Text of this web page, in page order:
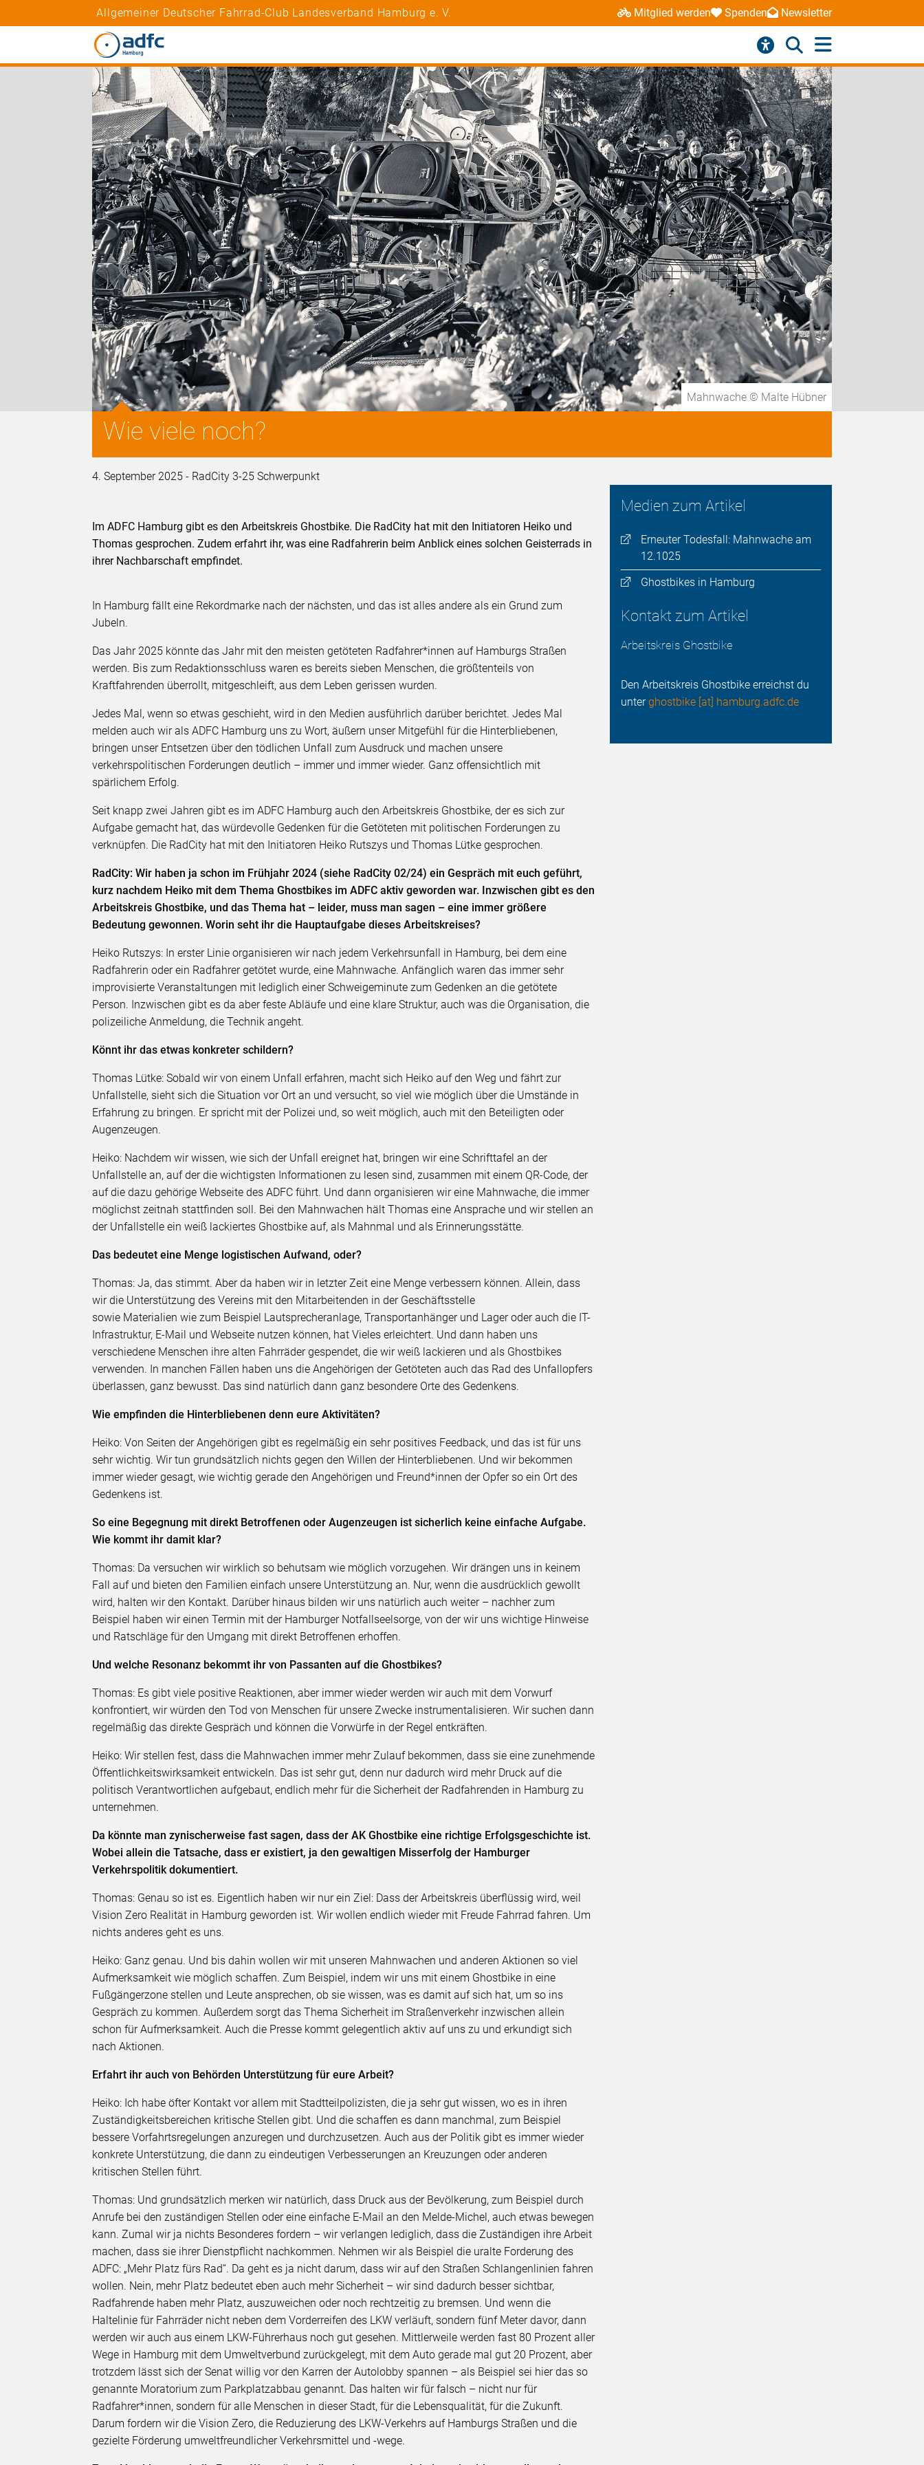
Allgemeiner Deutscher Fahrrad-Club Landesverband Hamburg e. V. Mitglied werden Spenden Newsletter
Mahnwache © Malte Hübner
Wie viele noch?
4. September 2025 - RadCity 3-25 Schwerpunkt
Medien zum Artikel
Erneuter Todesfall: Mahnwache am
12.1025
Ghostbikes in Hamburg
Kontakt zum Artikel
Arbeitskreis Ghostbike
Den Arbeitskreis Ghostbike erreichst du
unterghostbike [at] hamburg.adfc.de
Im ADFC Hamburg gibt es den Arbeitskreis Ghostbike. Die RadCity hat mit den Initiatoren Heiko und
Thomas gesprochen. Zudem erfahrt ihr, was eine Radfahrerin beim Anblick eines solchen Geisterrads in
ihrer Nachbarschaft empfindet.
In Hamburg fällt eine Rekordmarke nach der nächsten, und das ist alles andere als ein Grund zum
Jubeln.
Das Jahr 2025 könnte das Jahr mit den meisten getöteten Radfahrer*innen auf Hamburgs Straßen
werden. Bis zum Redaktionsschluss waren es bereits sieben Menschen, die größtenteils von
Kraftfahrenden überrollt, mitgeschleift, aus dem Leben gerissen wurden.
Jedes Mal, wenn so etwas geschieht, wird in den Medien ausführlich darüber berichtet. Jedes Mal
melden auch wir als ADFC Hamburg uns zu Wort, äußern unser Mitgefühl für die Hinterbliebenen,
bringen unser Entsetzen über den tödlichen Unfall zum Ausdruck und machen unsere
verkehrspolitischen Forderungen deutlich – immer und immer wieder. Ganz offensichtlich mit
spärlichem Erfolg.
Seit knapp zwei Jahren gibt es im ADFC Hamburg auch den Arbeitskreis Ghostbike, der es sich zur
Aufgabe gemacht hat, das würdevolle Gedenken für die Getöteten mit politischen Forderungen zu
verknüpfen. Die RadCity hat mit den Initiatoren Heiko Rutszys und Thomas Lütke gesprochen.
RadCity: Wir haben ja schon im Frühjahr 2024 (siehe RadCity 02/24) ein Gespräch mit euch geführt,
kurz nachdem Heiko mit dem Thema Ghostbikes im ADFC aktiv geworden war. Inzwischen gibt es den
Arbeitskreis Ghostbike, und das Thema hat – leider, muss man sagen – eine immer größere
Bedeutung gewonnen. Worin seht ihr die Hauptaufgabe dieses Arbeitskreises?
Heiko Rutszys: In erster Linie organisieren wir nach jedem Verkehrsunfall in Hamburg, bei dem eine
Radfahrerin oder ein Radfahrer getötet wurde, eine Mahnwache. Anfänglich waren das immer sehr
improvisierte Veranstaltungen mit lediglich einer Schweigeminute zum Gedenken an die getötete
Person. Inzwischen gibt es da aber feste Abläufe und eine klare Struktur, auch was die Organisation, die
polizeiliche Anmeldung, die Technik angeht.
Könnt ihr das etwas konkreter schildern?
Thomas Lütke: Sobald wir von einem Unfall erfahren, macht sich Heiko auf den Weg und fährt zur
Unfallstelle, sieht sich die Situation vor Ort an und versucht, so viel wie möglich über die Umstände in
Erfahrung zu bringen. Er spricht mit der Polizei und, so weit möglich, auch mit den Beteiligten oder
Augenzeugen.
Heiko: Nachdem wir wissen, wie sich der Unfall ereignet hat, bringen wir eine Schrifttafel an der
Unfallstelle an, auf der die wichtigsten Informationen zu lesen sind, zusammen mit einem QR-Code, der
auf die dazu gehörige Webseite des ADFC führt. Und dann organisieren wir eine Mahnwache, die immer
möglichst zeitnah stattfinden soll. Bei den Mahnwachen hält Thomas eine Ansprache und wir stellen an
der Unfallstelle ein weiß lackiertes Ghostbike auf, als Mahnmal und als Erinnerungsstätte.
Das bedeutet eine Menge logistischen Aufwand, oder?
Thomas: Ja, das stimmt. Aber da haben wir in letzter Zeit eine Menge verbessern können. Allein, dass
wir die Unterstützung des Vereins mit den Mitarbeitenden in der Geschäftsstelle
sowie Materialien wie zum Beispiel Lautsprecheranlage, Transportanhänger und Lager oder auch die IT-
Infrastruktur, E-Mail und Webseite nutzen können, hat Vieles erleichtert. Und dann haben uns
verschiedene Menschen ihre alten Fahrräder gespendet, die wir weiß lackieren und als Ghostbikes
verwenden. In manchen Fällen haben uns die Angehörigen der Getöteten auch das Rad des Unfallopfers
überlassen, ganz bewusst. Das sind natürlich dann ganz besondere Orte des Gedenkens.
Wie empfinden die Hinterbliebenen denn eure Aktivitäten?
Heiko: Von Seiten der Angehörigen gibt es regelmäßig ein sehr positives Feedback, und das ist für uns
sehr wichtig. Wir tun grundsätzlich nichts gegen den Willen der Hinterbliebenen. Und wir bekommen
immer wieder gesagt, wie wichtig gerade den Angehörigen und Freund*innen der Opfer so ein Ort des
Gedenkens ist.
So eine Begegnung mit direkt Betroffenen oder Augenzeugen ist sicherlich keine einfache Aufgabe.
Wie kommt ihr damit klar?
Thomas: Da versuchen wir wirklich so behutsam wie möglich vorzugehen. Wir drängen uns in keinem
Fall auf und bieten den Familien einfach unsere Unterstützung an. Nur, wenn die ausdrücklich gewollt
wird, halten wir den Kontakt. Darüber hinaus bilden wir uns natürlich auch weiter – nachher zum
Beispiel haben wir einen Termin mit der Hamburger Notfallseelsorge, von der wir uns wichtige Hinweise
und Ratschläge für den Umgang mit direkt Betroffenen erhoffen.
Und welche Resonanz bekommt ihr von Passanten auf die Ghostbikes?
Thomas: Es gibt viele positive Reaktionen, aber immer wieder werden wir auch mit dem Vorwurf
konfrontiert, wir würden den Tod von Menschen für unsere Zwecke instrumentalisieren. Wir suchen dann
regelmäßig das direkte Gespräch und können die Vorwürfe in der Regel entkräften.
Heiko: Wir stellen fest, dass die Mahnwachen immer mehr Zulauf bekommen, dass sie eine zunehmende
Öffentlichkeitswirksamkeit entwickeln. Das ist sehr gut, denn nur dadurch wird mehr Druck auf die
politisch Verantwortlichen aufgebaut, endlich mehr für die Sicherheit der Radfahrenden in Hamburg zu
unternehmen.
Da könnte man zynischerweise fast sagen, dass der AK Ghostbike eine richtige Erfolgsgeschichte ist.
Wobei allein die Tatsache, dass er existiert, ja den gewaltigen Misserfolg der Hamburger
Verkehrspolitik dokumentiert.
Thomas: Genau so ist es. Eigentlich haben wir nur ein Ziel: Dass der Arbeitskreis überflüssig wird, weil
Vision Zero Realität in Hamburg geworden ist. Wir wollen endlich wieder mit Freude Fahrrad fahren. Um
nichts anderes geht es uns.
Heiko: Ganz genau. Und bis dahin wollen wir mit unseren Mahnwachen und anderen Aktionen so viel
Aufmerksamkeit wie möglich schaffen. Zum Beispiel, indem wir uns mit einem Ghostbike in eine
Fußgängerzone stellen und Leute ansprechen, ob sie wissen, was es damit auf sich hat, um so ins
Gespräch zu kommen. Außerdem sorgt das Thema Sicherheit im Straßenverkehr inzwischen allein
schon für Aufmerksamkeit. Auch die Presse kommt gelegentlich aktiv auf uns zu und erkundigt sich
nach Aktionen.
Erfahrt ihr auch von Behörden Unterstützung für eure Arbeit?
Heiko: Ich habe öfter Kontakt vor allem mit Stadtteilpolizisten, die ja sehr gut wissen, wo es in ihren
Zuständigkeitsbereichen kritische Stellen gibt. Und die schaffen es dann manchmal, zum Beispiel
bessere Vorfahrtsregelungen anzuregen und durchzusetzen. Auch aus der Politik gibt es immer wieder
konkrete Unterstützung, die dann zu eindeutigen Verbesserungen an Kreuzungen oder anderen
kritischen Stellen führt.
Thomas: Und grundsätzlich merken wir natürlich, dass Druck aus der Bevölkerung, zum Beispiel durch
Anrufe bei den zuständigen Stellen oder eine einfache E-Mail an den Melde-Michel, auch etwas bewegen
kann. Zumal wir ja nichts Besonderes fordern – wir verlangen lediglich, dass die Zuständigen ihre Arbeit
machen, dass sie ihrer Dienstpflicht nachkommen. Nehmen wir als Beispiel die uralte Forderung des
ADFC: „Mehr Platz fürs Rad“. Da geht es ja nicht darum, dass wir auf den Straßen Schlangenlinien fahren
wollen. Nein, mehr Platz bedeutet eben auch mehr Sicherheit – wir sind dadurch besser sichtbar,
Radfahrende haben mehr Platz, auszuweichen oder noch rechtzeitig zu bremsen. Und wenn die
Haltelinie für Fahrräder nicht neben dem Vorderreifen des LKW verläuft, sondern fünf Meter davor, dann
werden wir auch aus einem LKW-Führerhaus noch gut gesehen. Mittlerweile werden fast 80 Prozent aller
Wege in Hamburg mit dem Umweltverbund zurückgelegt, mit dem Auto gerade mal gut 20 Prozent, aber
trotzdem lässt sich der Senat willig vor den Karren der Autolobby spannen – als Beispiel sei hier das so
genannte Moratorium zum Parkplatzabbau genannt. Das halten wir für falsch – nicht nur für
Radfahrer*innen, sondern für alle Menschen in dieser Stadt, für die Lebensqualität, für die Zukunft.
Darum fordern wir die Vision Zero, die Reduzierung des LKW-Verkehrs auf Hamburgs Straßen und die
gezielte Förderung umweltfreundlicher Verkehrsmittel und -wege.